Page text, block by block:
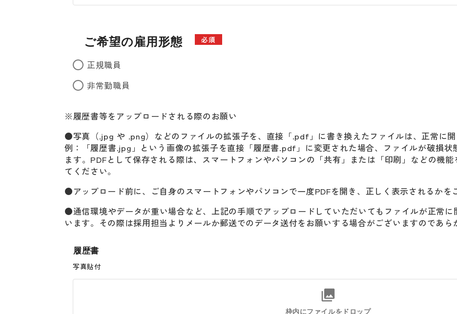
ご希望の雇用形態 必須
正規職員
非常勤職員
※履歴書等をアップロードされる際のお願い
●写真（.jpg や .png）などのファイルの拡張子を、直接「.pdf 」に書き換えたファイルは、正常に
例：「履歴書.jpg 」という画像の拡張子を直接「履歴書.pdf 」に変更された場合、ファイルが破損
ます。 PDFとして保存される際は、スマートフォンやパソコンの「共有」または「印刷」などの機能
てください。
●アップロード前に、ご自身のスマートフォンやパソコンで一度PDFを開き、正しく表示されるかを
●通信環境やデータが重い場合など、上記の手順でアップロードしていただいてもファイルが正常
います。その際は採用担当よりメールか郵送でのデータ送付をお願いする場合がございますのであら
履歴書
写真貼付
枠内にファイルをドロップ